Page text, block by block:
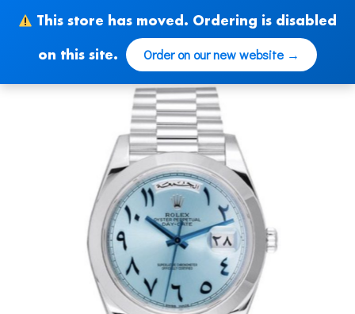
This store has moved. Ordering is disabled
on this site. Order on our new website →
content